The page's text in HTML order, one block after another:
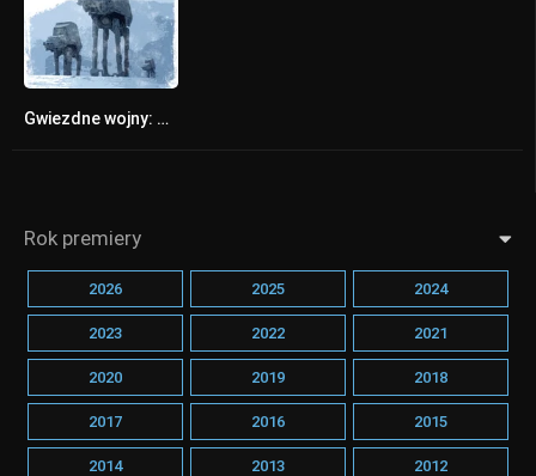
8.7
Gwiezdne wojny: część 5 – Imperium kontratakuje
Rok premiery
2026 2025 2024
2023 2022 2021
2020 2019 2018
2017 2016 2015
2014 2013 2012